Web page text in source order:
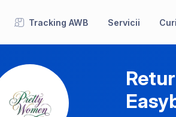
Tracking AWB Servicii